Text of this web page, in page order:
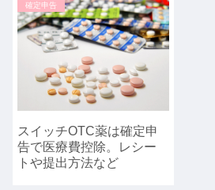
確定申告
スイッチOTC薬は確定申
告で医療費控除。レシー
トや提出方法など